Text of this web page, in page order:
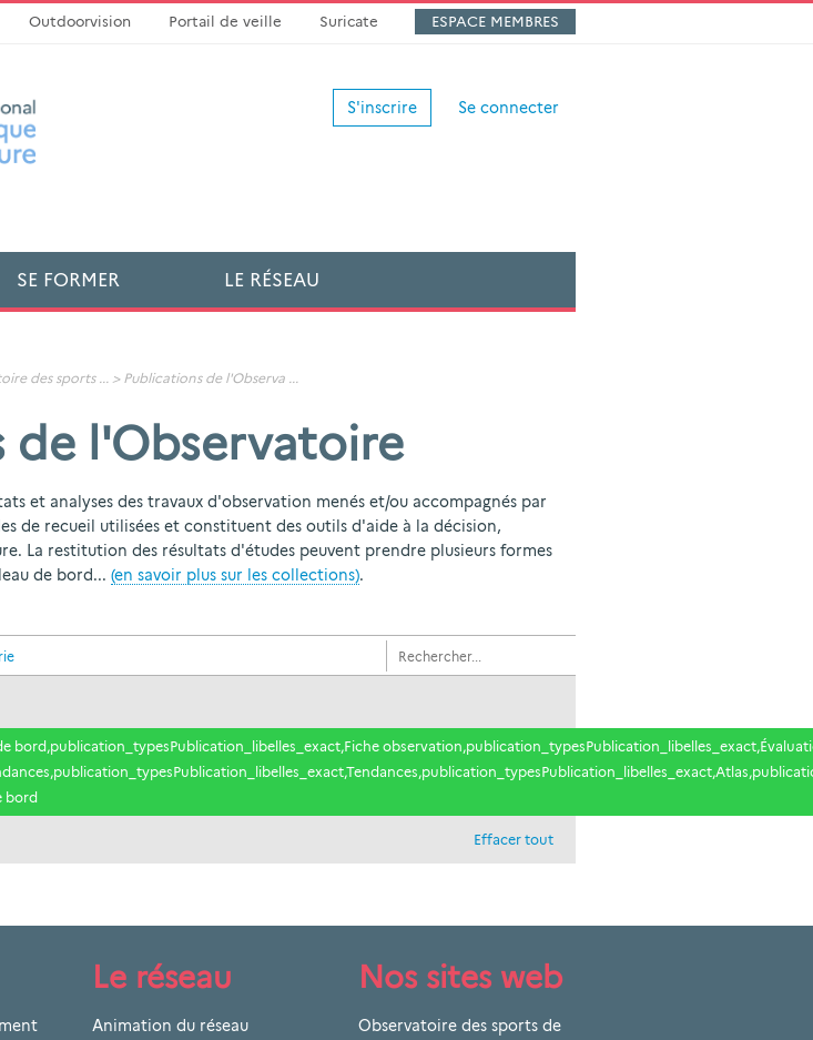
Outdoorvision Portail de veille Suricate ESPACE MEMBRES
S'inscrire Se connecter
SE FORMER LE RÉSEAU
des sports... > Publications de l'Observa
de l'Observatoire
et analyses des travaux d'observation menés et/ou accompagnés par
de recueil utilisées et constituent des outils d'aide à la décision,
La restitution des résultats d'études peuvent prendre plusieurs formes
de bord... (en savoir plus sur les collections).
bord,publication_typesPublication_libelles_exact,Fiche
bord
Effacer tout
Le réseau
Animation du réseau
Nos sites web
Observatoire des sports de